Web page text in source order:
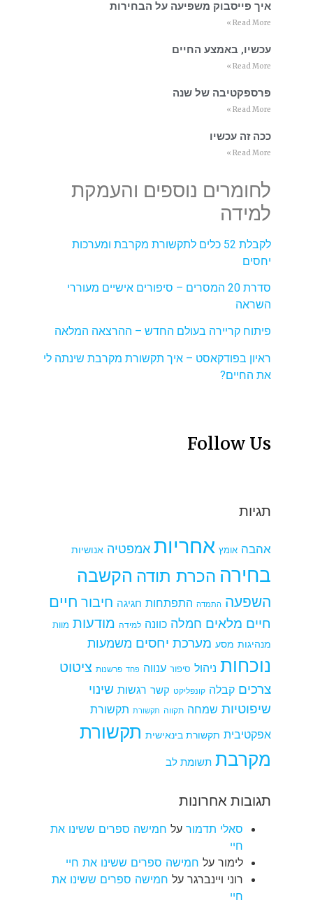
איך פייסבוק משפיעה על הבחירות
Read More »
עכשיו, באמצע החיים
Read More »
פרספקטיבה של שנה
Read More »
ככה זה עכשיו
Read More »
לחומרים נוספים והעמקת
למידה
לקבלת 52 כלים לתקשורת מקרבת ומערכות
יחסים
סדרת 20 המסרים – סיפורים אישיים מעוררי
השראה
פיתוח קריירה בעולם החדש – ההרצאה המלאה
ראיון בפודקאסט – איך תקשורת מקרבת שינתה לי
את החיים?
Follow Us
תגיות
אהבה אומץ אחריות אמפטיה אנושיות
בחירה הכרת תודה הקשבה
השפעה התמדה התפתחות חגיגה חיבור חיים
חיים מלאים חמלה כוונה למידה מודעות מוות
מנהיגות מסע מערכת יחסים משמעות
נוכחות ניהול סיפור ענווה פחד פרשנות ציטוט
צרכים קבלה קונפליקט קשר רגשות שינוי
שיפוטיות שמחה תקווה תקשורת תקשורת
אפקטיבית תקשורת בינאישית תקשורת
מקרבת תשומת לב
תגובות אחרונות
סאלי תדמור על חמישה ספרים ששינו את
חיי
לימור על חמישה ספרים ששינו את חיי
רוני ויינברגר על חמישה ספרים ששינו את
חיי